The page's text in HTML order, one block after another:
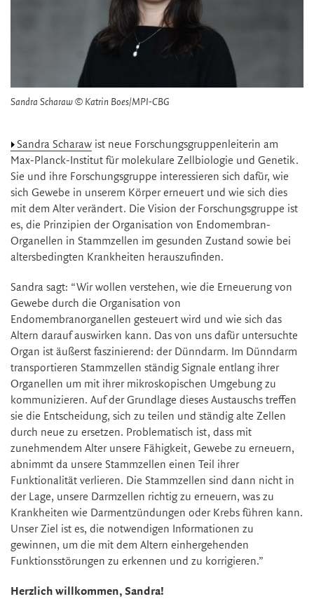
Sandra Scharaw © Katrin Boes/MPI-CBG
Sandra Scharaw ist neue Forschungsgruppenleiterin am
Max-Planck-Institut für molekulare Zellbiologie und Genetik.
Sie und ihre Forschungsgruppe interessieren sich dafür, wie
sich Gewebe in unserem Körper erneuert und wie sich dies
mit dem Alter verändert. Die Vision der Forschungsgruppe ist
es, die Prinzipien der Organisation von Endomembran-
Organellen in Stammzellen im gesunden Zustand sowie bei
altersbedingten Krankheiten herauszufinden.
Sandra sagt: “Wir wollen verstehen, wie die Erneuerung von
Gewebe durch die Organisation von
Endomembranorganellen gesteuert wird und wie sich das
Altern darauf auswirken kann. Das von uns dafür untersuchte
Organ ist äußerst faszinierend: der Dünndarm. Im Dünndarm
transportieren Stammzellen ständig Signale entlang ihrer
Organellen um mit ihrer mikroskopischen Umgebung zu
kommunizieren. Auf der Grundlage dieses Austauschs treffen
sie die Entscheidung, sich zu teilen und ständig alte Zellen
durch neue zu ersetzen. Problematisch ist, dass mit
zunehmendem Alter unsere Fähigkeit, Gewebe zu erneuern,
abnimmt da unsere Stammzellen einen Teil ihrer
Funktionalität verlieren. Die Stammzellen sind dann nicht in
der Lage, unsere Darmzellen richtig zu erneuern, was zu
Krankheiten wie Darmentzündungen oder Krebs führen kann.
Unser Ziel ist es, die notwendigen Informationen zu
gewinnen, um die mit dem Altern einhergehenden
Funktionsstörungen zu erkennen und zu korrigieren.”
Herzlich willkommen, Sandra!